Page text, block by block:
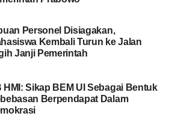
untuk terus mengawal
dianggap membebani
kuat di kalangan mahasiswa.
Kritikan BEM UI ke Jokowi,
Mencari Kesalahan dan
Personel Disiagakan,
Kembali Turun ke Jalan
Janji Pemerintah
HMI: Sikap BEM UI Sebagai Bentuk
Berpendapat Dalam